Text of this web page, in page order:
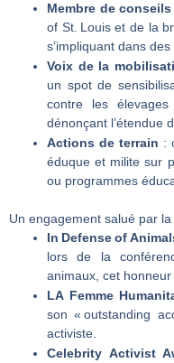
Membre de conseils
of St. Louis et de la
s’impliquant dans
Voix de la
un spot de
contre les
dénonçant l’étendue
Actions de terrain :
éduque et milite sur
ou programmes
Un engagement salué par
In Defense of
lors de la
animaux, cet
LA Femme
son « outstanding
activiste.
Celebrity Activist